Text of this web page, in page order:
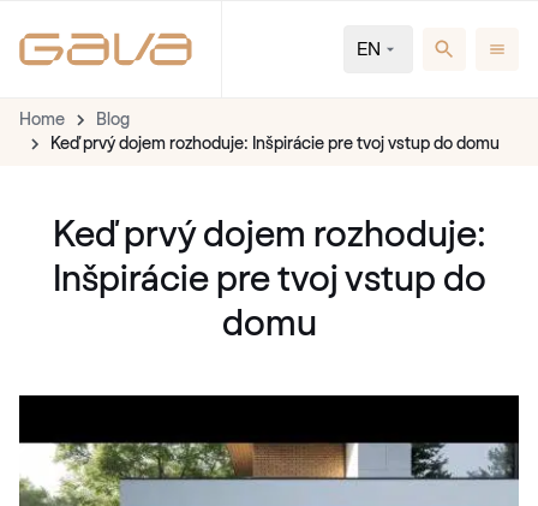
EN
Home
Blog
Keď prvý dojem rozhoduje: Inšpirácie pre tvoj vstup do domu
Keď prvý dojem rozhoduje:
Inšpirácie pre tvoj vstup do
domu